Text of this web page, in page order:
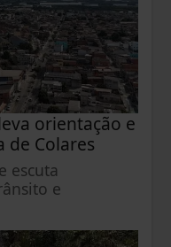
orientação e
de Colares
escuta
e